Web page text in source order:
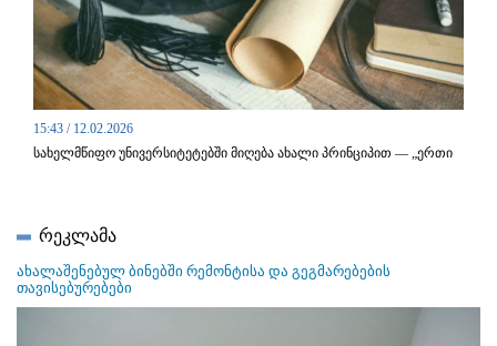
15:43 / 12.02.2026
სახელმწიფო უნივერსიტეტებში მიღება ახალი პრინციპით — „ერთი
რეკლამა
ახალაშენებულ ბინებში რემონტისა და გეგმარებების
თავისებურებები